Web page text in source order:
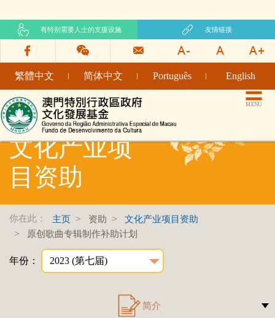
有特别需要人士的支援设施 友情链接
繁體中文 简体中文 Português English
文化发展基金网页 MENU
文化产业项
目资助
你在此： 主页 资助
文化产业项目资助
原创歌曲专辑制作补助计划
年份：
简介